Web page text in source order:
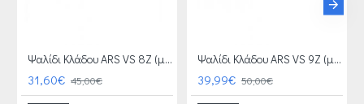
Ψαλίδι Κλάδου ARS VS 8Z (μεσαίο χέρι)+ ΔΩΡΟ ΑΓΡΟΤΙΚΑ ΓΑΝΤΙΑ ΑΞΙΑΣ 4 €
31,60€ 45,00€
Ψαλίδι Κλάδου ARS VS 9Z (μεγάλο χέρι) + ΔΩΡΟ ΑΓΡΟΤΙΚΑ ΓΑΝΤΙΑ ΑΞΙΑΣ 4 €
39,99€ 50,00€